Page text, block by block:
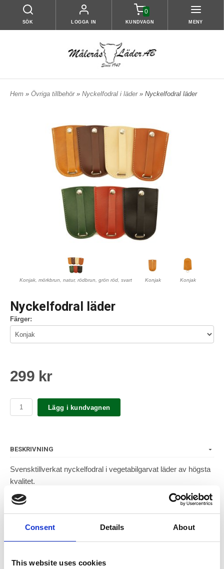
Consent Details About
This website uses cookies
SÖK LOGGA IN
0
KUNDVAGN MENY
Hem » Övriga tillbehör » Nyckelfodral i läder » Nyckelfodral läder
Konjak, mörkbrun, natur, rödbrun, grön röd, svart Konjak Konjak
Nyckelfodral läder
Färger:
299 kr
Lägg i kundvagnen
BESKRIVNING
Svensktillverkat nyckelfodral i vegetabilgarvat läder av högsta
kvalitet.
Detta vegetabilgarvade läder åldras vackert och får fin patina
med åren.
Nyckelfodral läder som skyddar nycklar från att slita på fickor
mm.
Välj mellan färgerna: Konjak, mörkbrun, rödbrun (utgått), natur,